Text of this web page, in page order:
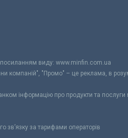
виду: www.minfin.com.ua
компаній", "Промо" – це реклама, в
інформацію про продукти та
зв’язку за тарифами операторів